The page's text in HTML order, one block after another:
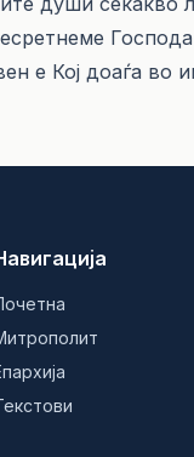
е Кој доаѓа